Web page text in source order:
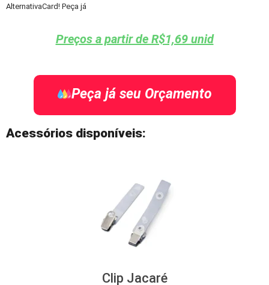
AlternativaCard! Peça já
Preços a partir de R$1,69 unid
Peça já seu Orçamento
Acessórios disponíveis:
Clip Jacaré